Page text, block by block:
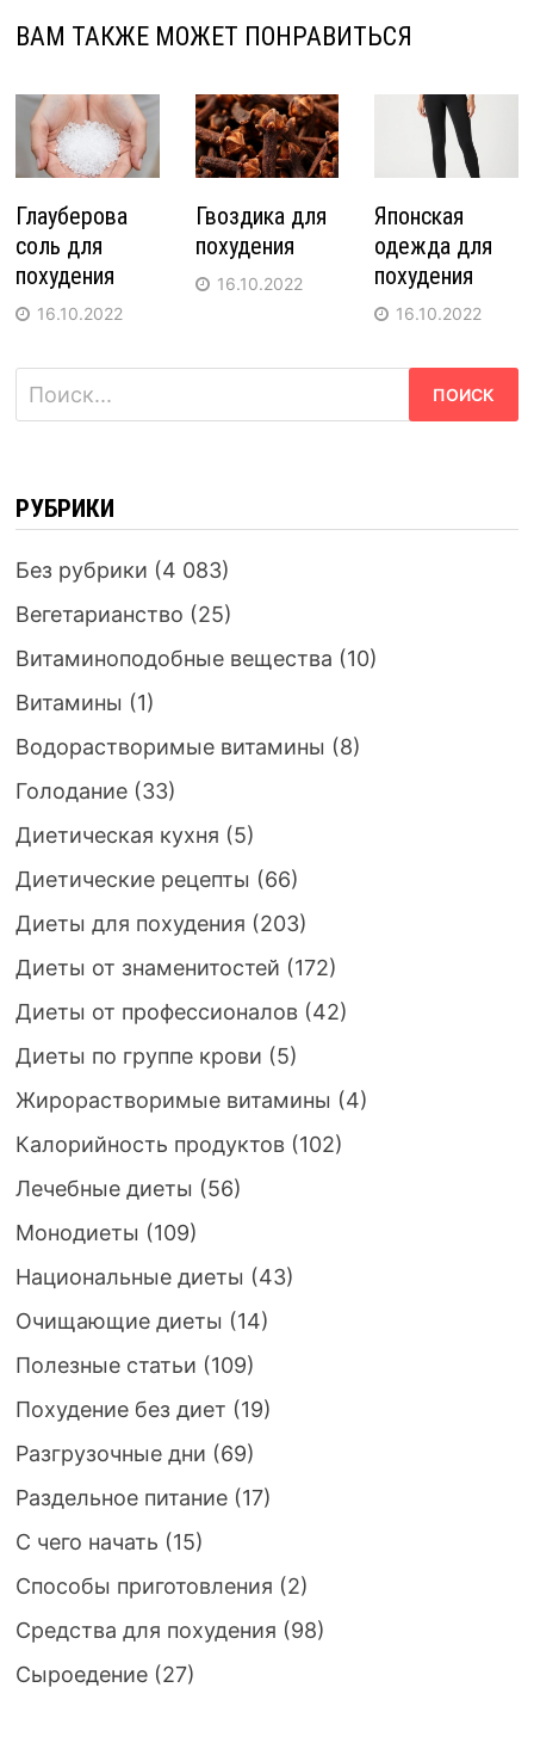
ВАМ ТАКЖЕ МОЖЕТ ПОНРАВИТЬСЯ
Глауберова
соль для
похудения
16.10.2022
Гвоздика для
похудения
16.10.2022
Японская
одежда для
похудения
16.10.2022
Найти:
РУБРИКИ
Без рубрики (4 083)
Вегетарианство (25)
Витаминоподобные вещества (10)
Витамины (1)
Водорастворимые витамины (8)
Голодание(33)
Диетическая кухня (5)
Диетические рецепты (66)
Диеты для похудения (203)
Диеты от знаменитостей (172)
Диеты от профессионалов(42)
Диеты по группе крови (5)
Жирорастворимые витамины (4)
Калорийность продуктов(102)
Лечебные диеты (56)
Монодиеты (109)
Национальные диеты (43)
Очищающие диеты (14)
Полезные статьи (109)
Похудение без диет (19)
Разгрузочные дни (69)
Раздельное питание(17)
С чего начать (15)
Способы приготовления (2)
Средства для похудения (98)
Сыроедение(27)